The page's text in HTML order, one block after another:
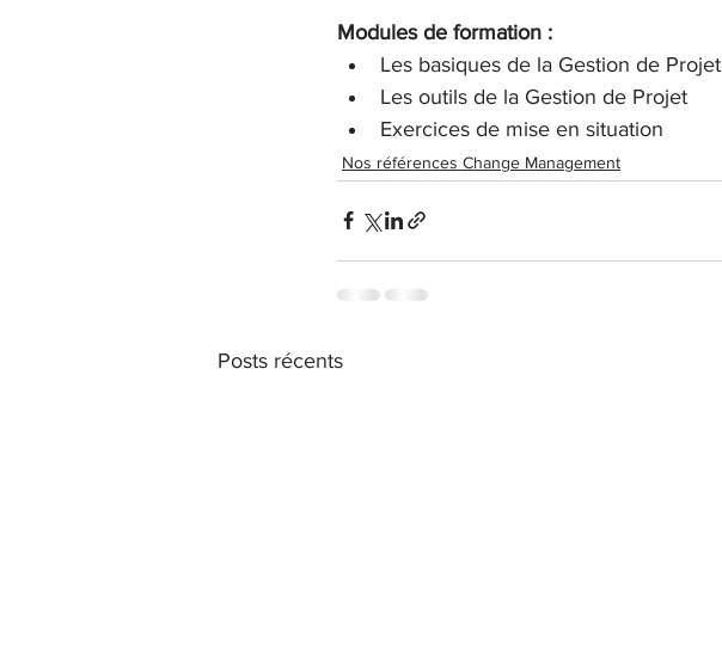
Modules de formation :
Les basiques de la Gestion de Projet
Les outils de la Gestion de Projet
Exercices de mise en situation
Nos références Change Management
Posts récents